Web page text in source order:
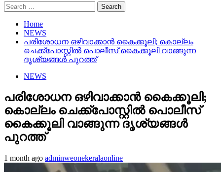
Search
for:
Home
NEWS
പരിശോധന ഒഴിവാക്കാൻ കൈക്കൂലി; കൊല്ലം
ചെക്ക്പോസ്റ്റിൽ പൊലീസ് കൈക്കൂലി വാങ്ങുന്ന
ദൃശ്യങ്ങൾ പുറത്ത്
NEWS
പരിശോധന ഒഴിവാക്കാൻ കൈക്കൂലി;
കൊല്ലം ചെക്ക്പോസ്റ്റിൽ പൊലീസ്
കൈക്കൂലി വാങ്ങുന്ന ദൃശ്യങ്ങൾ
പുറത്ത്
1 month ago adminweonekeralaonline